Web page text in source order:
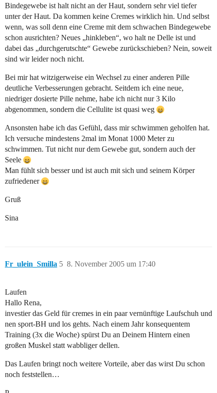
Bindegewebe ist halt nicht an der Haut, sondern sehr viel tiefer
unter der Haut. Da kommen keine Cremes wirklich hin. Und selbst
wenn, was soll denn eine Creme mit dem schwachen Bindegewebe
schon ausrichten? Neues „hinkleben“, wo halt ne Delle ist und
dabei das „durchgerutschte“ Gewebe zurückschieben? Nein, soweit
sind wir leider noch nicht.
Bei mir hat witzigerweise ein Wechsel zu einer anderen Pille
deutliche Verbesserungen gebracht. Seitdem ich eine neue,
niedriger dosierte Pille nehme, habe ich nicht nur 3 Kilo
abgenommen, sondern die Cellulite ist quasi weg
Ansonsten habe ich das Gefühl, dass mir schwimmen geholfen hat.
Ich versuche mindestens 2mal im Monat 1000 Meter zu
schwimmen. Tut nicht nur dem Gewebe gut, sondern auch der
Seele
Man fühlt sich besser und ist auch mit sich und seinem Körper
zufriedener
Gruß
Sina
Fr_ulein_Smilla 8. November 2005 um 17:40
5
Laufen
Hallo Rena,
investier das Geld für cremes in ein paar vernünftige Laufschuh und
nen sport-BH und los gehts. Nach einem Jahr konsequentem
Training (3x die Woche) spürst Du an Deinem Hintern einen
großen Muskel statt wabbliger dellen.
Das Laufen bringt noch weitere Vorteile, aber das wirst Du schon
noch feststellen…